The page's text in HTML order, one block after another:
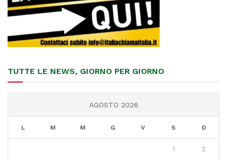
TUTTE LE NEWS, GIORNO PER GIORNO
AGOSTO 2026
L M M G V S D
1 2